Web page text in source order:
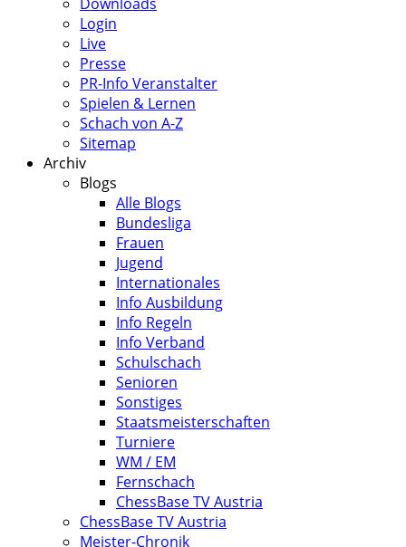
Login
Live
Presse
PR-Info Veranstalter
Spielen & Lernen
Schach von A-Z
Sitemap
Archiv
Blogs
Alle Blogs
Bundesliga
Frauen
Jugend
Internationales
Info Ausbildung
Info Regeln
Info Verband
Schulschach
Senioren
Sonstiges
Staatsmeisterschaften
Turniere
WM / EM
Fernschach
ChessBase TV Austria
ChessBase TV Austria
Meister-Chronik